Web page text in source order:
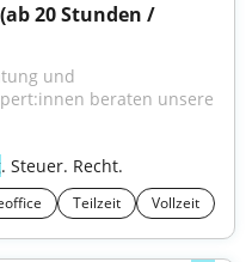
20 Stunden /
beraten unsere
. Steuer. Recht.
Teilzeit Vollzeit